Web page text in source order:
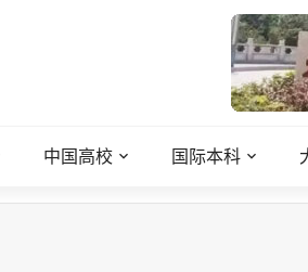
中国高校 国际本科